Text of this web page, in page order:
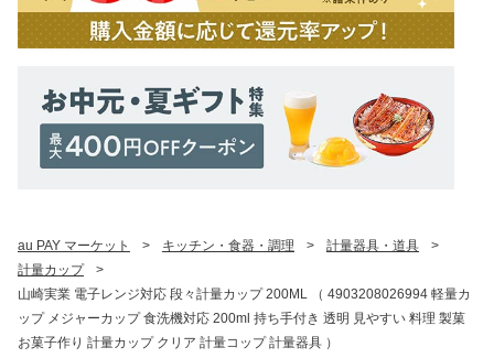
au PAY マーケット > キッチン・食器・調理 > 計量器具・道具
>
計量カップ
>
山崎実業 電子レンジ対応 段々計量カップ 200ML （ 4903208026994 軽量カ
ップ メジャーカップ 食洗機対応 200ml 持ち手付き 透明 見やすい 料理 製菓
お菓子作り 計量カップ クリア 計量コップ 計量器具 ）